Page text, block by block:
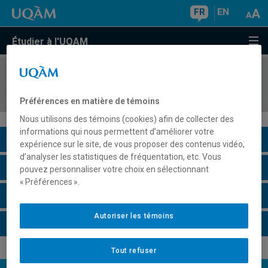
FR EN
Étudier à l'UQAM
COURS//
Description du cours
Horaire - Été 2026
Préférences en matière de témoins
Nous utilisons des témoins (cookies) afin de collecter des
informations qui nous permettent d’améliorer votre
expérience sur le site, de vous proposer des contenus vidéo,
d’analyser les statistiques de fréquentation, etc. Vous
pouvez personnaliser votre choix en sélectionnant
« Préférences ».
Tout refuser
Autoriser les témoins